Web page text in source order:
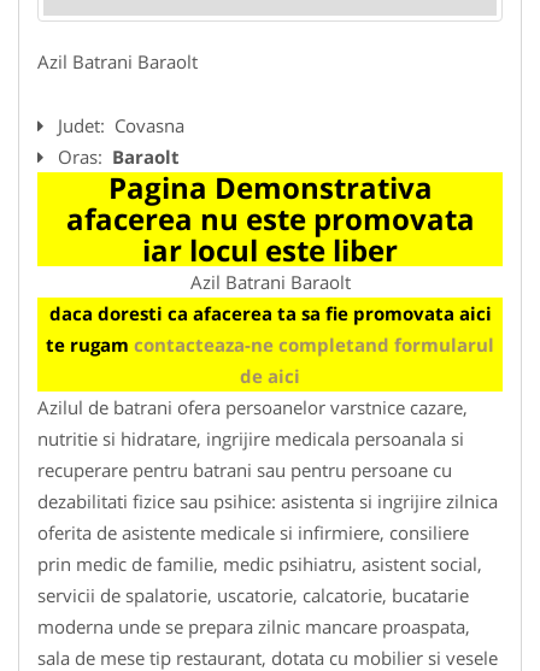
Azil Batrani Baraolt
Judet: Covasna
Oras: Baraolt
Pagina Demonstrativa
afacerea nu este promovata
iar locul este liber
Azil Batrani Baraolt
daca doresti ca afacerea ta sa fie promovata aici
te rugam contacteaza-ne completand formularul
de aici
Azilul de batrani ofera persoanelor varstnice cazare,
nutritie si hidratare, ingrijire medicala persoanala si
recuperare pentru batrani sau pentru persoane cu
dezabilitati fizice sau psihice: asistenta si ingrijire zilnica
oferita de asistente medicale si infirmiere, consiliere
prin medic de familie, medic psihiatru, asistent social,
servicii de spalatorie, uscatorie, calcatorie, bucatarie
moderna unde se prepara zilnic mancare proaspata,
sala de mese tip restaurant, dotata cu mobilier si vesele